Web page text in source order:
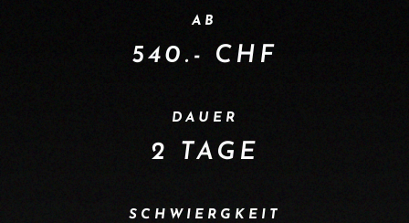
AB
540.- CHF
DAUER
2 TAGE
SCHWIERGKEIT